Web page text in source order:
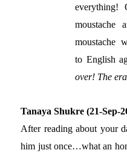
everything!
moustache
moustache
to English
over! The
Tanaya Shukre (21-Sep-
After reading about your
him just once…what an